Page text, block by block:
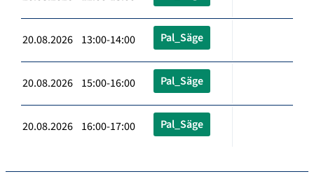
20.08.2026 13:00-14:00 Pal_Säge
20.08.2026 15:00-16:00 Pal_Säge
20.08.2026 16:00-17:00 Pal_Säge